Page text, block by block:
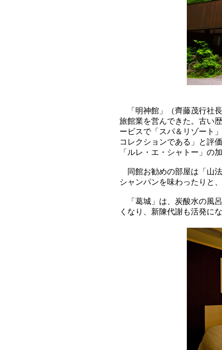
「明神館」（齊藤茂行社
旅館業を営んできた。古い
ービスで「スパ＆リゾート
コレクションである」と評
「ルレ・エ・シャトー」の
同館お勧めの部屋は「山
シャンパンを味わったりと
「葛城」は、炭酸水の風
くなり、新陳代謝も活発に